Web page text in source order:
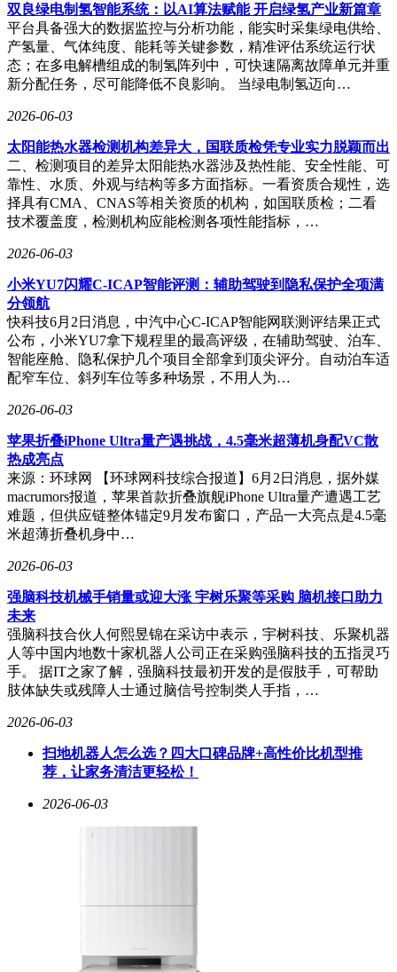
对于追求小屏直屏旗舰的用户而言，OPPO Reno16无疑是一个
值得重点考虑的选择。其精准回应了市场对轻薄、高颜值、强
影像与均衡性能的核心需求，不仅是一部手机，更是一个潮流
单品、一个玩法多样的“实况神机”、一个续航无忧的可靠伙
OPPO Reno16重新定义了小屏全能旗舰的价值标杆。
双良绿电制氢智能系统：以AI算法赋能 开启绿氢产业新篇章
平台具备强大的数据监控与分析功能，能实时采集绿电供给、
产氢量、气体纯度、能耗等关键参数，精准评估系统运行状
态；在多电解槽组成的制氢阵列中，可快速隔离故障单元并重
新分配任务，尽可能降低不良影响。 当绿电制氢迈向…
2026-06-03
太阳能热水器检测机构差异大，国联质检凭专业实力脱颖而出
二、检测项目的差异太阳能热水器涉及热性能、安全性能、可
靠性、水质、外观与结构等多方面指标。一看资质合规性，选
择具有CMA、CNAS等相关资质的机构，如国联质检；二看
技术覆盖度，检测机构应能检测各项性能指标，…
2026-06-03
小米YU7闪耀C-ICAP智能评测：辅助驾驶到隐私保护全项满
分领航
快科技6月2日消息，中汽中心C-ICAP智能网联测评结果正式
公布，小米YU7拿下规程里的最高评级，在辅助驾驶、泊车、
智能座舱、隐私保护几个项目全部拿到顶尖评分。自动泊车适
配窄车位、斜列车位等多种场景，不用人为…
2026-06-03
苹果折叠iPhone Ultra量产遇挑战，4.5毫米超薄机身配VC散
热成亮点
来源：环球网 【环球网科技综合报道】6月2日消息，据外媒
macrumors报道，苹果首款折叠旗舰iPhone Ultra量产遭遇工艺
难题，但供应链整体锚定9月发布窗口，产品一大亮点是4.5毫
米超薄折叠机身中…
2026-06-03
强脑科技机械手销量或迎大涨 宇树乐聚等采购 脑机接口助力
未来
强脑科技合伙人何熙昱锦在采访中表示，宇树科技、乐聚机器
人等中国内地数十家机器人公司正在采购强脑科技的五指灵巧
手。 据IT之家了解，强脑科技最初开发的是假肢手，可帮助
肢体缺失或残障人士通过脑信号控制类人手指，…
2026-06-03
扫地机器人怎么选？四大口碑品牌+高性价比机型推
荐，让家务清洁更轻松！
2026-06-03